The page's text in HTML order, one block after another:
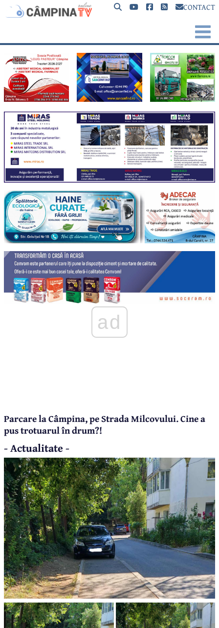
CONTACT
ad
Parcare la Câmpina, pe Strada Milcovului. Cine a
pus trotuarul în drum?!
- Actualitate -